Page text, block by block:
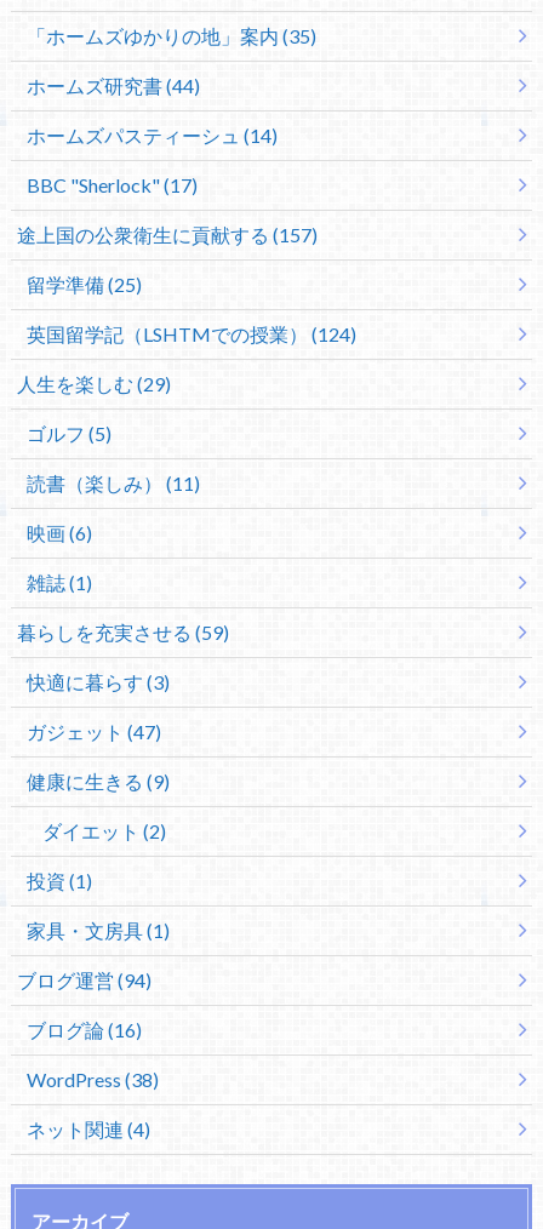
「ホームズゆかりの地」案内 (35)
ホームズ研究書 (44)
ホームズパスティーシュ (14)
BBC "Sherlock" (17)
途上国の公衆衛生に貢献する (157)
留学準備 (25)
英国留学記（LSHTMでの授業） (124)
人生を楽しむ (29)
ゴルフ (5)
読書（楽しみ） (11)
映画 (6)
雑誌 (1)
暮らしを充実させる (59)
快適に暮らす (3)
ガジェット (47)
健康に生きる (9)
ダイエット (2)
投資 (1)
家具・文房具 (1)
ブログ運営 (94)
ブログ論 (16)
WordPress (38)
ネット関連 (4)
アーカイブ